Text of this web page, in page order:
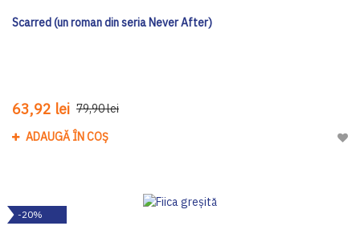
Scarred (un roman din seria Never After)
63,92 lei 79,90 lei
ADAUGĂ ÎN COȘ
-20%